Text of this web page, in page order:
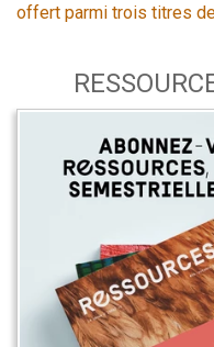
offert parmi trois titres